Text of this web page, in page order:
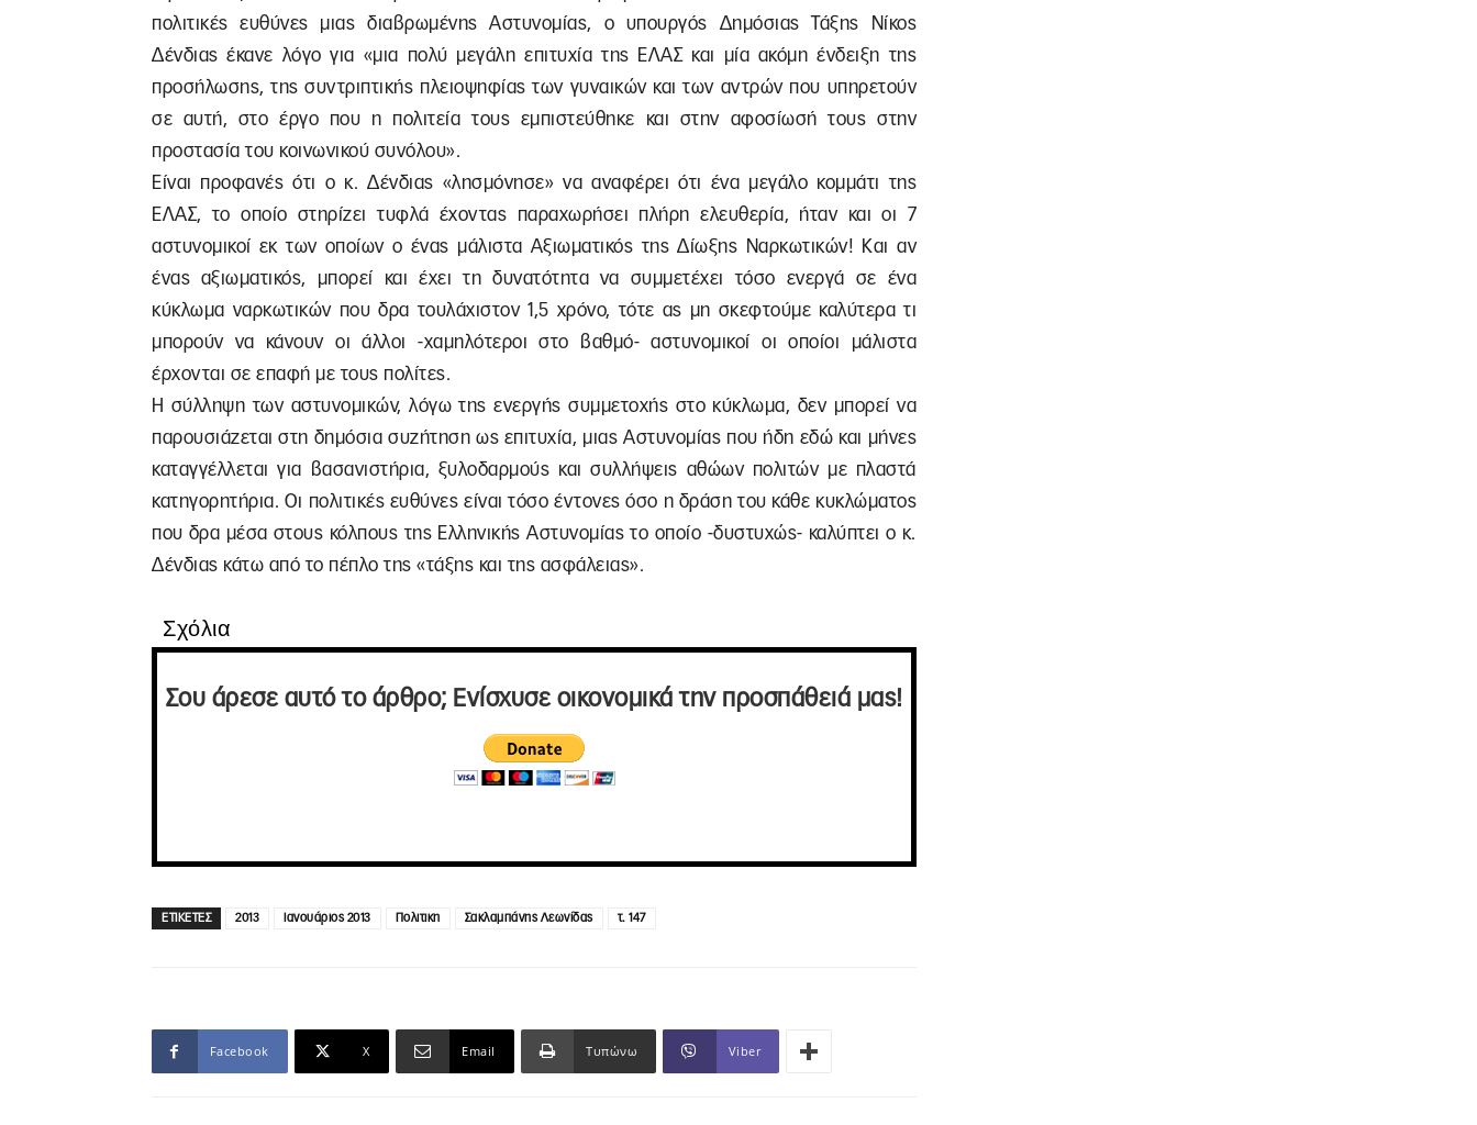
πολιτικές ευθύνες μιας διαβρωμένης Αστυνομίας, ο υπουργός Δημόσιας Τάξης Νίκος
Δένδιας έκανε λόγο για «μια πολύ μεγάλη επιτυχία της ΕΛΑΣ και μία ακόμη ένδειξη της
προσήλωσης, της συντριπτικής πλειοψηφίας των γυναικών και των αντρών που υπηρετούν
σε αυτή, στο έργο που η πολιτεία τους εμπιστεύθηκε και στην αφοσίωσή τους στην
προστασία του κοινωνικού συνόλου».
Είναι προφανές ότι ο κ. Δένδιας «λησμόνησε» να αναφέρει ότι ένα μεγάλο κομμάτι της
ΕΛΑΣ, το οποίο στηρίζει τυφλά έχοντας παραχωρήσει πλήρη ελευθερία, ήταν και οι 7
αστυνομικοί εκ των οποίων ο ένας μάλιστα Αξιωματικός της Δίωξης Ναρκωτικών! Και αν
ένας αξιωματικός, μπορεί και έχει τη δυνατότητα να συμμετέχει τόσο ενεργά σε ένα
κύκλωμα ναρκωτικών που δρα τουλάχιστον 1,5 χρόνο, τότε ας μη σκεφτούμε καλύτερα τι
μπορούν να κάνουν οι άλλοι -χαμηλότεροι στο βαθμό- αστυνομικοί οι οποίοι μάλιστα
έρχονται σε επαφή με τους πολίτες.
Η σύλληψη των αστυνομικών, λόγω της ενεργής συμμετοχής στο κύκλωμα, δεν μπορεί να
παρουσιάζεται στη δημόσια συζήτηση ως επιτυχία, μιας Αστυνομίας που ήδη εδώ και μήνες
καταγγέλλεται για βασανιστήρια, ξυλοδαρμούς και συλλήψεις αθώων πολιτών με πλαστά
κατηγορητήρια. Οι πολιτικές ευθύνες είναι τόσο έντονες όσο η δράση του κάθε κυκλώματος
που δρα μέσα στους κόλπους της Ελληνικής Αστυνομίας το οποίο -δυστυχώς- καλύπτει ο κ.
Δένδιας κάτω από το πέπλο της «τάξης και της ασφάλειας».
Σχόλια
Σου άρεσε αυτό το άρθρο; Ενίσχυσε οικονομικά την προσπάθειά μας!
ΕΤΙΚΕΤΕΣ 2013 Ιανουάριος 2013 Πολιτικη Σακλαμπάνης Λεωνίδας τ. 147
Facebook X Email Τυπώνω Viber